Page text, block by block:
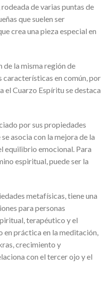
de varias puntas de
que suelen ser
crea una pieza especial en
de la misma región de
características en común, por
el Cuarzo Espíritu se destaca
por sus propiedades
asocia con la mejora de la
equilibrio emocional. Para
espiritual, puede ser la
metafísicas, tiene una
para personas
terapéutico y el
práctica en la meditación,
crecimiento y
con el tercer ojo y el